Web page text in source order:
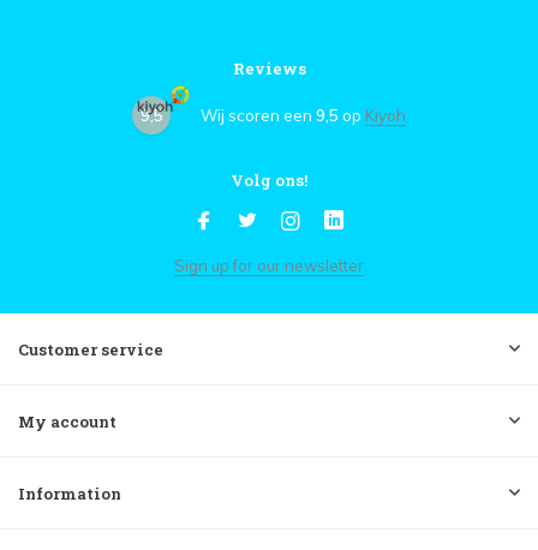
Reviews
9,5 Wij scoren een 9,5 op Kiyoh
Volg ons!
Sign up for our newsletter
Customer service
My account
Information